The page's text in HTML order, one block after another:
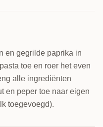
en gegrilde paprika in
toe en roer het even
alle ingrediënten
en peper toe naar eigen
toegevoegd).